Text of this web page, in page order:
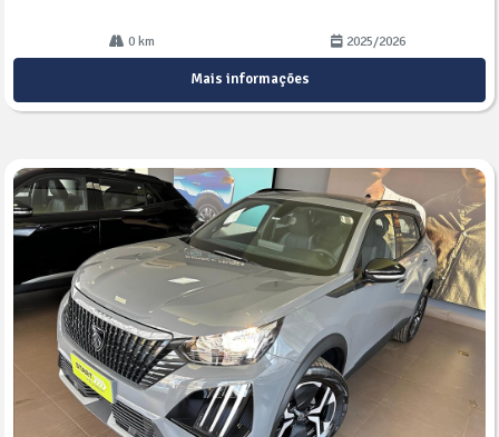
0 km 2025/2026
Mais informações